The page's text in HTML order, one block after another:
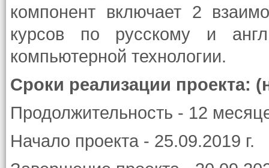
компонент включает 2
курсов по русскому и
компьютерной технологии.
Сроки реализации проекта:
Продолжительность - 12
Начало проекта - 25.09.2019 г.